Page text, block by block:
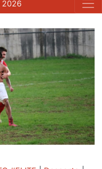
2026